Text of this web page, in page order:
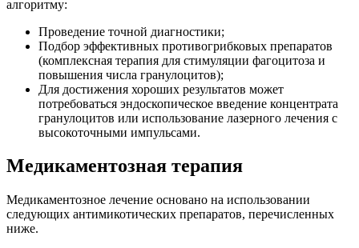
алгоритму:
Проведение точной диагностики;
Подбор эффективных противогрибковых препаратов
(комплексная терапия для стимуляции фагоцитоза и
повышения числа гранулоцитов);
Для достижения хороших результатов может
потребоваться эндоскопическое введение концентрата
гранулоцитов или использование лазерного лечения с
высокоточными импульсами.
Медикаментозная терапия
Медикаментозное лечение основано на использовании
следующих антимикотических препаратов, перечисленных
ниже.